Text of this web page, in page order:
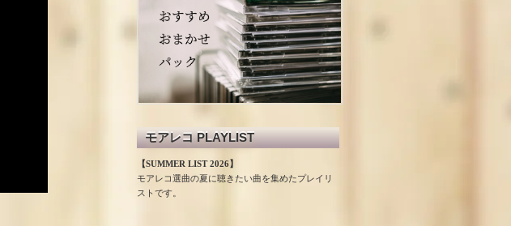
モアレコ PLAYLIST
【SUMMER LIST 2026】
モアレコ選曲の夏に聴きたい曲を集めたプレイリ
ストです。